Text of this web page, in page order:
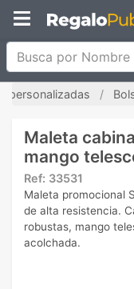
Busca por Nombre
personalizadas
Maleta
mango
Ref: 33531
Maleta promocional
de alta resistencia.
robustas, mango
acolchada.